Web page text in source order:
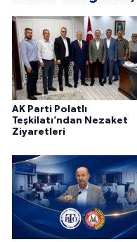
AK Parti Polatlı
Teşkilatı’ndan Nezaket
Ziyaretleri